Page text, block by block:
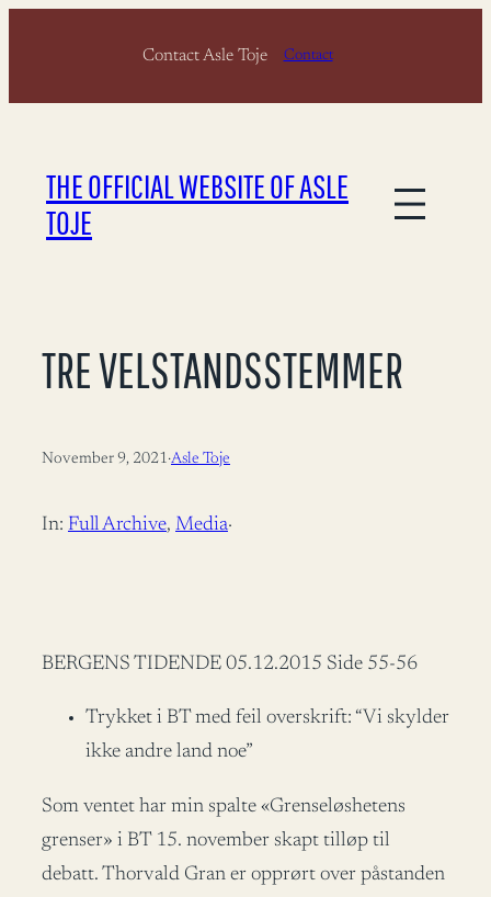
Contact Asle Toje Contact
THE OFFICIAL WEBSITE OF ASLE
TOJE
TRE VELSTANDSSTEMMER
November 9, 2021·Asle Toje
In: Full Archive, Media·
BERGENS TIDENDE 05.12.2015 Side 55-56
Trykket i BT med feil overskrift: “Vi skylder
ikke andre land noe”
Som ventet har min spalte «Grenseløshetens
grenser» i BT 15. november skapt tilløp til
debatt. Thorvald Gran er opprørt over påstanden